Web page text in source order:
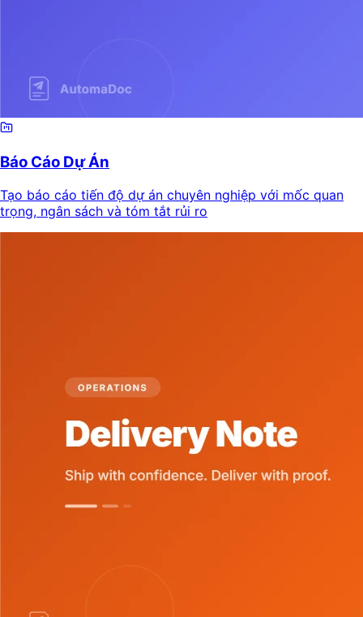
Báo Cáo Dự Án
Tạo báo cáo tiến độ dự án chuyên nghiệp với mốc quan
trọng, ngân sách và tóm tắt rủi ro